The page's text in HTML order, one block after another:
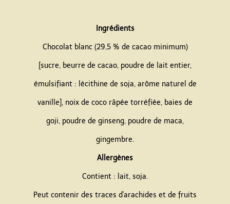
Ingrédients
Chocolat blanc (29,5 % de cacao minimum)
[sucre, beurre de cacao, poudre de lait entier,
émulsifiant : lécithine de soja, arôme naturel de
vanille], noix de coco râpée torréfiée, baies de
goji, poudre de ginseng, poudre de maca,
gingembre.
Allergènes
Contient : lait, soja.
Peut contenir des traces d'arachides et de fruits